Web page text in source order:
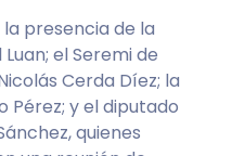
presencia de la
el Seremi de
Cerda Díez; la
Pérez; y el diputado
quienes